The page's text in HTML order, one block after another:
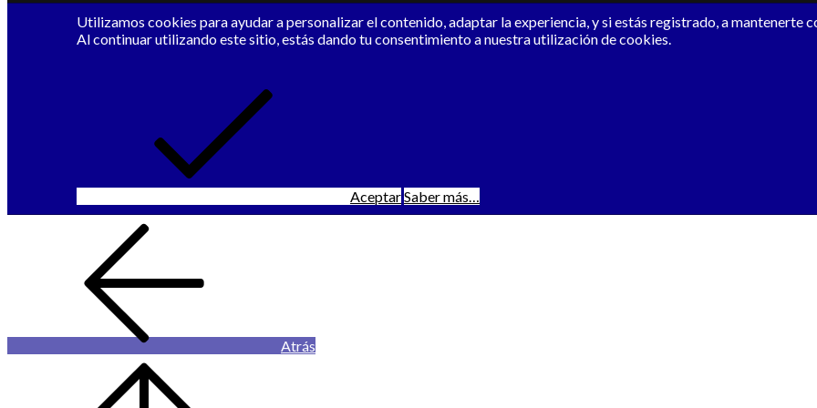
Utilizamos cookies para ayudar a personalizar el contenido, adaptar la experiencia, y si estás registrado, a mantenerte
Al continuar utilizando este sitio, estás dando tu consentimiento a nuestra utilización de cookies.
AceptarSaber más…
Atrás